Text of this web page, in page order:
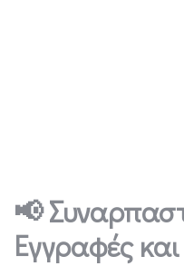
📢
Εγγραφές